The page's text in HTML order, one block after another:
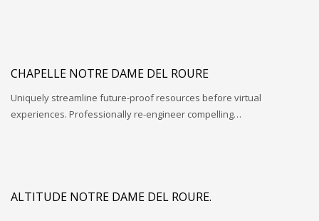
CHAPELLE NOTRE DAME DEL ROURE
Uniquely streamline future-proof resources before virtual
experiences. Professionally re-engineer compelling…
ALTITUDE NOTRE DAME DEL ROURE.